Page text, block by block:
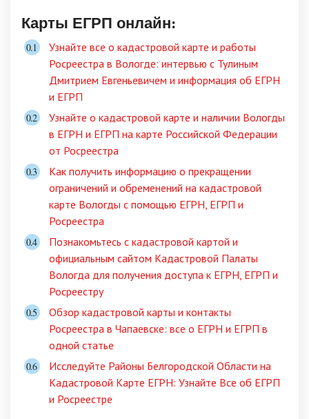
Карты ЕГРП онлайн:
Узнайте все о кадастровой карте и работы
Росреестра в Вологде: интервью с Тулиным
Дмитрием Евгеньевичем и информация об ЕГРН
и ЕГРП
Узнайте о кадастровой карте и наличии Вологды
в ЕГРН и ЕГРП на карте Российской Федерации
от Росреестра
Как получить информацию о прекращении
ограничений и обременений на кадастровой
карте Вологды с помощью ЕГРН, ЕГРП и
Росреестра
Познакомьтесь с кадастровой картой и
официальным сайтом Кадастровой Палаты
Вологда для получения доступа к ЕГРН, ЕГРП и
Росреестру
Обзор кадастровой карты и контакты
Росреестра в Чапаевске: все о ЕГРН и ЕГРП в
одной статье
Исследуйте Районы Белгородской Области на
Кадастровой Карте ЕГРН: Узнайте Все об ЕГРП
и Росреестре